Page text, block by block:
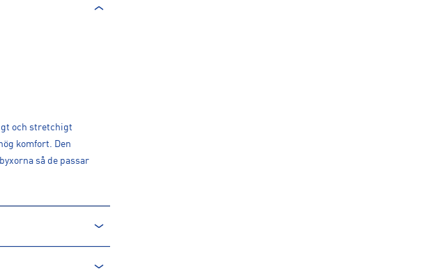
och stretchigt
komfort. Den
så de passar